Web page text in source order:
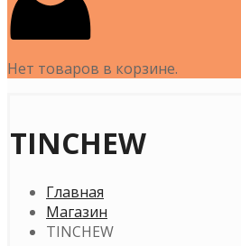
Нет товаров в корзине.
TINCHEW
Главная
Магазин
TINCHEW